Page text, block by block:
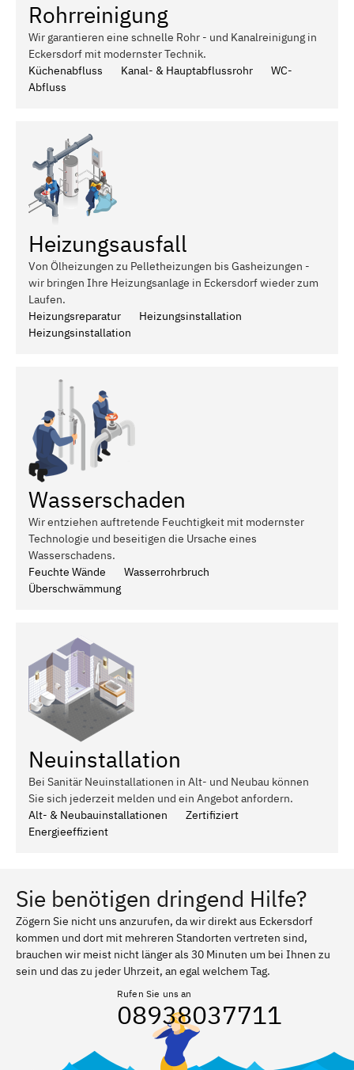
Rohrreinigung
Wir garantieren eine schnelle Rohr - und Kanalreinigung in
Eckersdorf mit modernster Technik.
Küchenabfluss
Kanal- & Hauptabflussrohr
WC-
Abfluss
Heizungsausfall
Von Ölheizungen zu Pelletheizungen bis Gasheizungen -
wir bringen Ihre Heizungsanlage in Eckersdorf wieder zum
Laufen.
Heizungsreparatur
Heizungsinstallation
Heizungsinstallation
Wasserschaden
Wir entziehen auftretende Feuchtigkeit mit modernster
Technologie und beseitigen die Ursache eines
Wasserschadens.
Feuchte Wände
Wasserrohrbruch
Überschwämmung
Neuinstallation
Bei Sanitär Neuinstallationen in Alt- und Neubau können
Sie sich jederzeit melden und ein Angebot anfordern.
Alt- & Neubauinstallationen
Zertifiziert
Energieeffizient
Sie benötigen dringend Hilfe?
Zögern Sie nicht uns anzurufen, da wir direkt aus Eckersdorf
kommen und dort mit mehreren Standorten vertreten sind,
brauchen wir meist nicht länger als 30 Minuten um bei Ihnen zu
sein und das zu jeder Uhrzeit, an egal welchem Tag.
Rufen Sie uns an
08938037711